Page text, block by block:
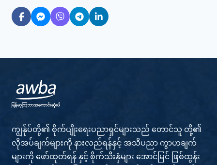
ကျွန်ုပ်တို့၏ စိုက်ပျိုးရေးပညာရှင်များသည် တောင်သူ တို့၏
လိုအပ်ချက်များကို နားလည်ရန်နှင့် အသိပညာ ကွာဟချက်
များကို ဖော်ထုတ်ရန် နှင့် စိုက်သီးနှံများ အောင်မြင် ဖြစ်ထွန်း